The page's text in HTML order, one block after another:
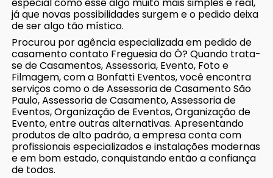
especial como esse algo muito mais simples e real,
já que novas possibilidades surgem e o pedido deixa
de ser algo tão místico.
Procurou por agência especializada em pedido de
casamento contato Freguesia do Ó? Quando trata-
se de Casamentos, Assessoria, Evento, Foto e
Filmagem, com a Bonfatti Eventos, você encontra
serviços como o de Assessoria de Casamento São
Paulo, Assessoria de Casamento, Assessoria de
Eventos, Organização de Eventos, Organização de
Evento, entre outras alternativas. Apresentando
produtos de alto padrão, a empresa conta com
profissionais especializados e instalações modernas
e em bom estado, conquistando então a confiança
de todos.